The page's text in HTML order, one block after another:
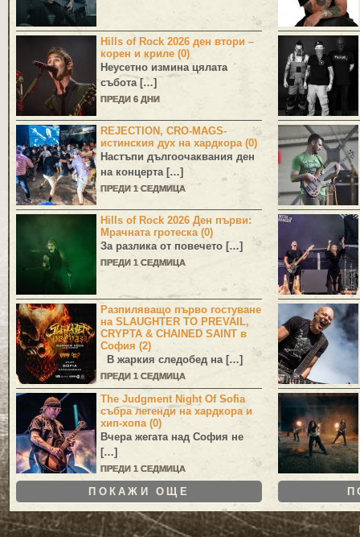
Hills of Rock 2026 ден втори –
корен и криле (0)
Неусетно измина цялата
събота […]
ПРЕДИ 6 ДНИ
REJECTION, CRO-MAGS-
истинския дух на хардкора (0)
Настъпи дългоочаквания ден
на концерта […]
ПРЕДИ 1 СЕДМИЦА
Hills of Rock 2026 Ден първи:
Мрачната гротеска (0)
За разлика от повечето […]
ПРЕДИ 1 СЕДМИЦА
Разпиляващо първо гостуване
на SLAUGHTER TO PREVAIL,
CRYPTA & CHAINED SAINT в
София (2)
В жаркия следобед на […]
ПРЕДИ 1 СЕДМИЦА
The Judgment Night Of Sofia
събра легенди на хардкора и
хип-хопа (0)
Вчера жегата над София не
[…]
ПРЕДИ 1 СЕДМИЦА
ПОКАЖИ ОЩЕ